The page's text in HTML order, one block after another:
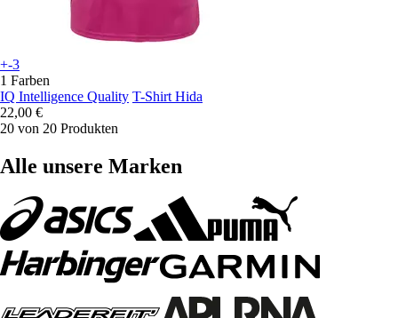
+-3
1 Farben
IQ Intelligence Quality T-Shirt Hida
22,00 €
20 von 20 Produkten
Alle unsere Marken